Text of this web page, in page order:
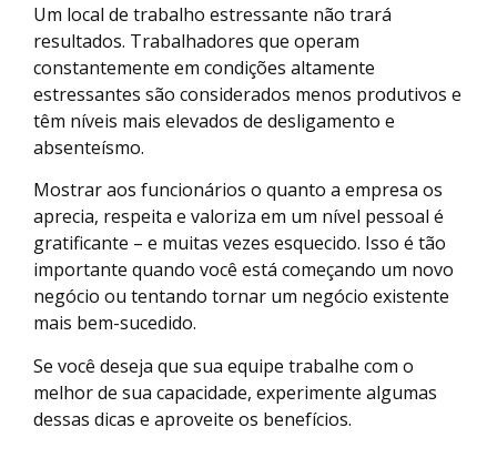
Um local de trabalho estressante não trará
resultados. Trabalhadores que operam
constantemente em condições altamente
estressantes são considerados menos produtivos e
têm níveis mais elevados de desligamento e
absenteísmo.
Mostrar aos funcionários o quanto a empresa os
aprecia, respeita e valoriza em um nível pessoal é
gratificante – e muitas vezes esquecido. Isso é tão
importante quando você está começando um novo
negócio ou tentando tornar um negócio existente
mais bem-sucedido.
Se você deseja que sua equipe trabalhe com o
melhor de sua capacidade, experimente algumas
dessas dicas e aproveite os benefícios.